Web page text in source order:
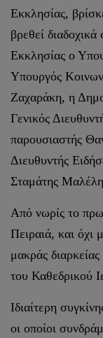
Εκκλησίας,
βρεθεί
Εκκλησίας ο
Υπουργός
Ζαχαράκη, η
Γενικός
παρουσιαστής
Διευθυντής
Σταμάτης
Από νωρίς το
Πειραιά, και όχι
μακράς
του Καθεδρικού
Ιδιαίτερη
οι οποίοι